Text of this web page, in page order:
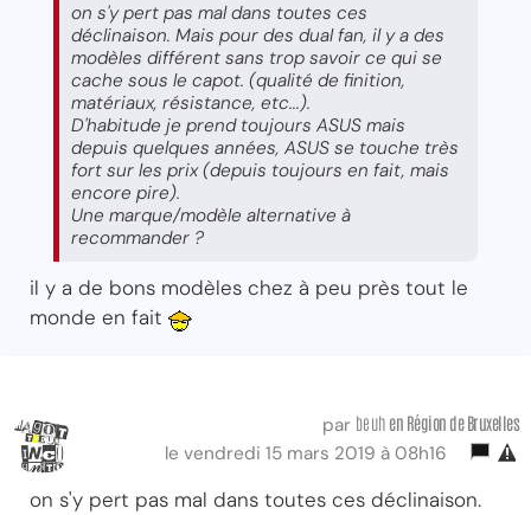
on s'y pert pas mal dans toutes ces
déclinaison. Mais pour des dual fan, il y a des
modèles différent sans trop savoir ce qui se
cache sous le capot. (qualité de finition,
matériaux, résistance, etc...).
D'habitude je prend toujours ASUS mais
depuis quelques années, ASUS se touche très
fort sur les prix (depuis toujours en fait, mais
encore pire).
Une marque/modèle alternative à
recommander ?
il y a de bons modèles chez à peu près tout le
monde en fait
par beuh en Région de Bruxelles
le vendredi 15 mars 2019 à 08h16
on s'y pert pas mal dans toutes ces déclinaison.